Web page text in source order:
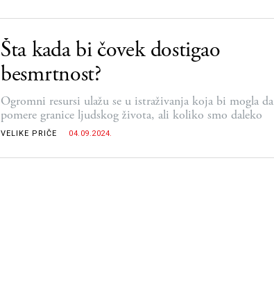
Šta kada bi čovek dostigao
besmrtnost?
Ogromni resursi ulažu se u istraživanja koja bi mogla da
pomere granice ljudskog života, ali koliko smo daleko
VELIKE PRIČE 04.09.2024.